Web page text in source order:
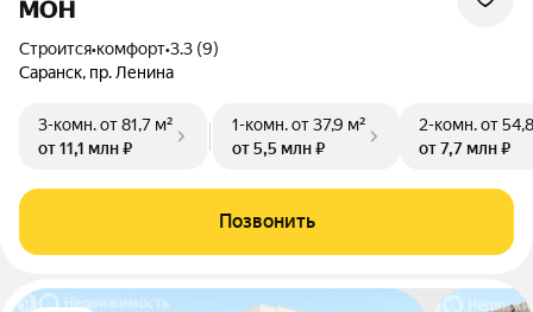
МОН
Строится•комфорт•3.3 (9)
Саранск, пр. Ленина
3-комн.от 81,7 м²
от 11,1 млн ₽
1-комн.от 37,9 м²
от 5,5 млн ₽
2-комн.от
от 7,7 млн ₽
Позвонить